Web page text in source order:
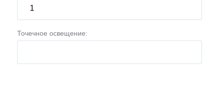
Точечное освещение: